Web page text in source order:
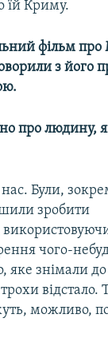
їй Криму.
фільм про
з його
про людину,
Були,
зробити
чого-
яке знімали до
відстало.
можливо,